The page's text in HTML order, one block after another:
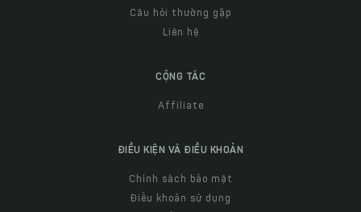
Câu hỏi thường gặp
Liên hệ
CỘNG TÁC
Affiliate
ĐIỀU KIỆN VÀ ĐIỀU KHOẢN
Chính sách bảo mật
Điều khoản sử dụng